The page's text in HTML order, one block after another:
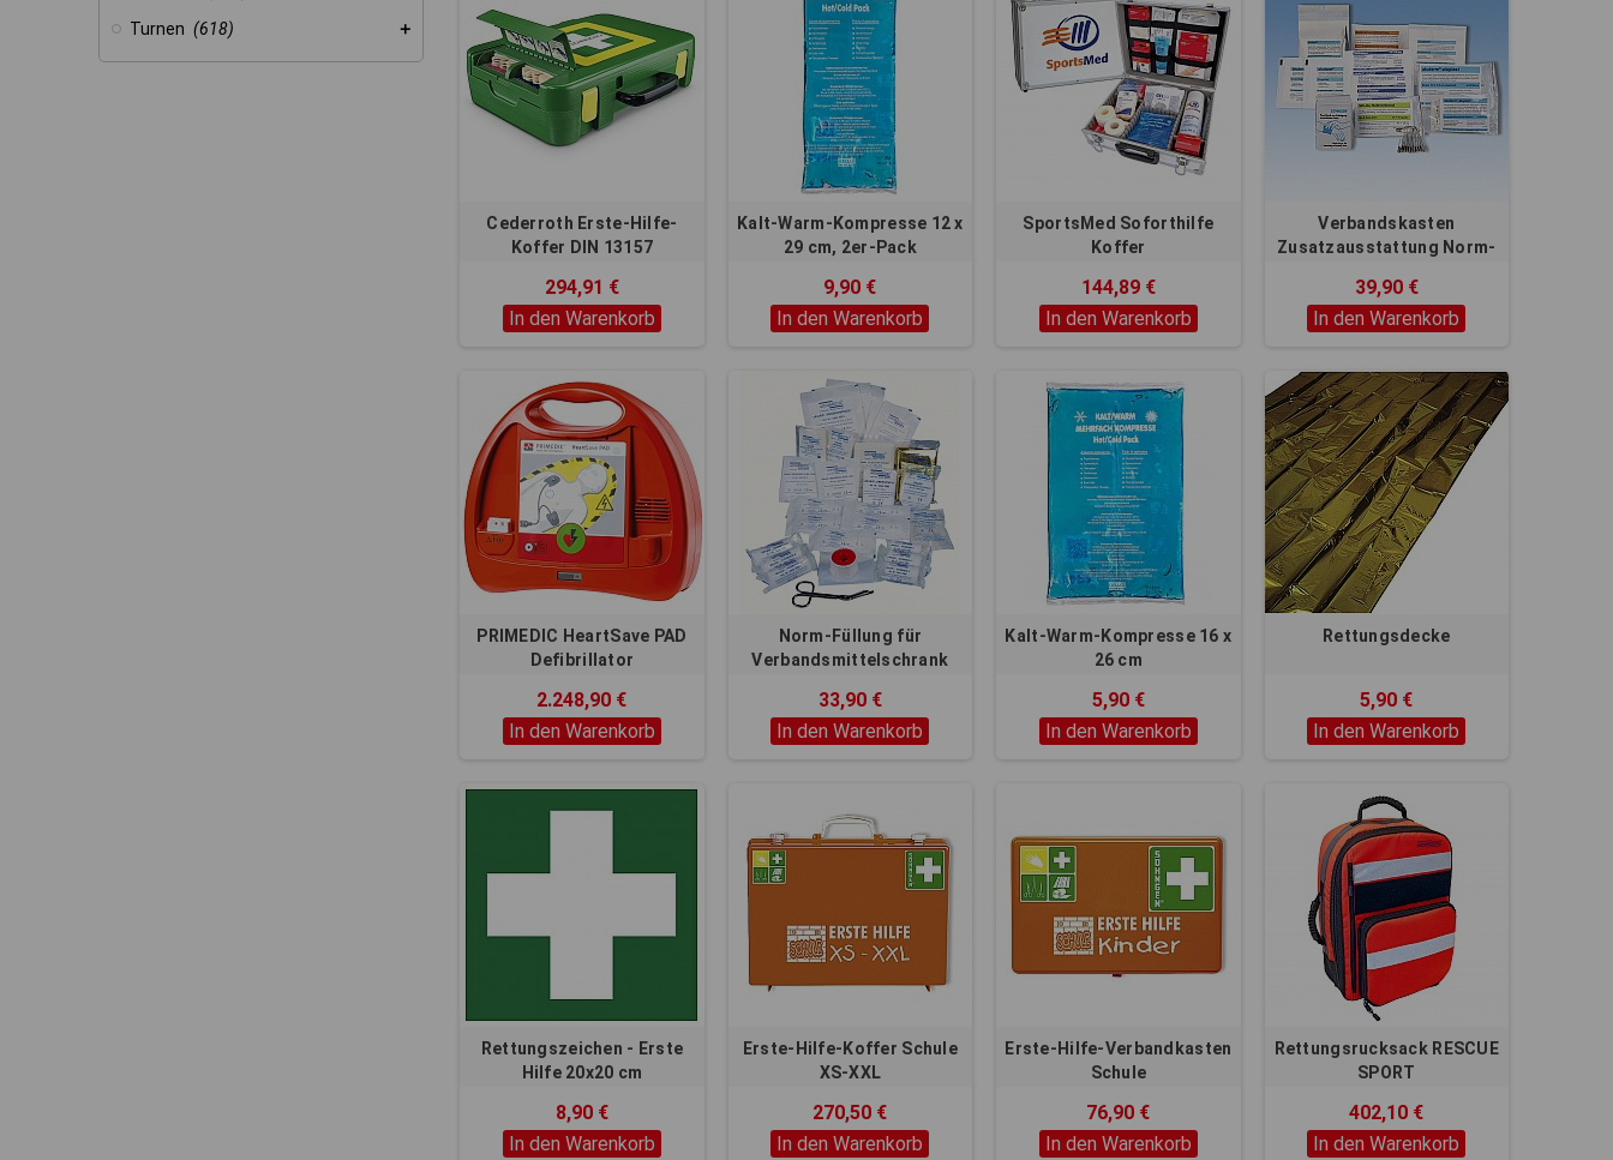
Turnen (618)
Cederroth Erste-Hilfe-
Koffer DIN 13157
294,91 €
In den Warenkorb
Kalt-Warm-Kompresse 12 x
29 cm, 2er-Pack
9,90 €
In den Warenkorb
SportsMed Soforthilfe
Koffer
144,89 €
In den Warenkorb
Verbandskasten
Zusatzausstattung Norm-
39,90 €
In den Warenkorb
PRIMEDIC HeartSave PAD
Defibrillator
2.248,90 €
In den Warenkorb
Norm-Füllung für
Verbandsmittelschrank
33,90 €
In den Warenkorb
Kalt-Warm-Kompresse 16 x
26 cm
5,90 €
In den Warenkorb
Rettungsdecke
5,90 €
In den Warenkorb
Rettungszeichen - Erste
Hilfe 20x20 cm
8,90 €
In den Warenkorb
Erste-Hilfe-Koffer Schule
XS-XXL
270,50 €
In den Warenkorb
Erste-Hilfe-Verbandkasten
Schule
76,90 €
In den Warenkorb
Rettungsrucksack RESCUE
SPORT
402,10 €
In den Warenkorb